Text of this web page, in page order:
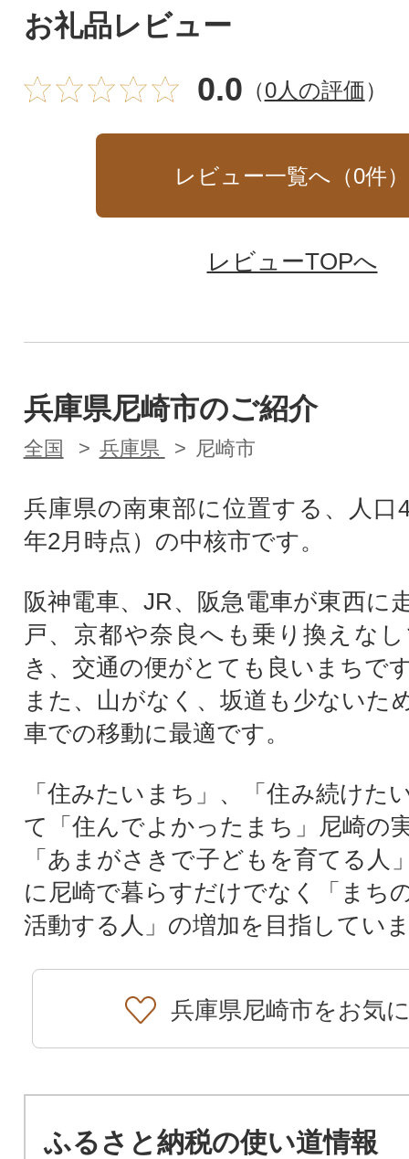
お礼品レビュー
0.0 （0人の評価）
レビュー一覧へ（0件）
レビューTOPへ
兵庫県尼崎市のご紹介
全国 兵庫県 尼崎市
兵庫県の南東部に位置する、人口
年2月時点）の中核市です。
阪神電車、JR、阪急電車が東西に
戸、京都や奈良へも乗り換えな
き、交通の便がとても良いまちで
また、山がなく、坂道も少ないた
車での移動に最適です。
「住みたいまち」、「住み続けた
て「住んでよかったまち」尼崎の
「あまがさきで子どもを育てる人
に尼崎で暮らすだけでなく「まち
活動する人」の増加を目指してい
兵庫県尼崎市をお気
ふるさと納税の使い道情報